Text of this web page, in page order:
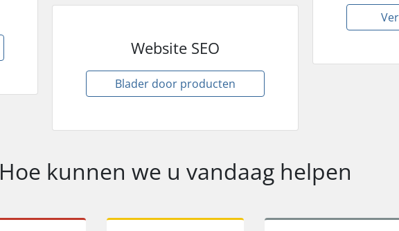
Website SEO
Blader door producten
Hoe kunnen we u vandaag helpen